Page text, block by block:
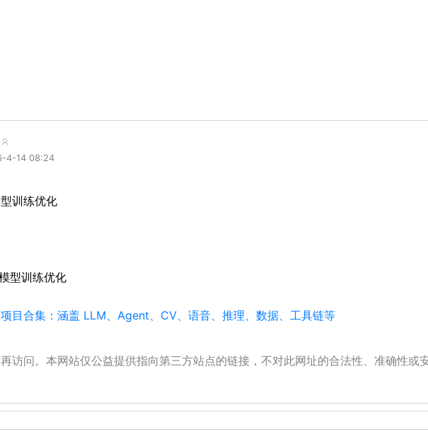
4-14 08:24
训练优化
型训练优化
目合集：涵盖 LLM、Agent、CV、语音、推理、数据、工具链等
访问。本网站仅公益提供指向第三方站点的链接，不对此网址的合法性、准确性或